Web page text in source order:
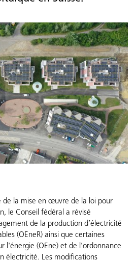
de la mise en œuvre de la loi pour
le Conseil fédéral a révisé
de la production d’électricité
(OEneR) ainsi que certaines
l'énergie (OEne) et de l’ordonnance
électricité. Les modifications